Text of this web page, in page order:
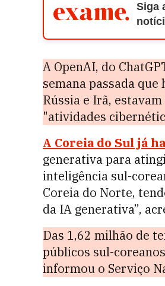
Siga
A OpenAI, do
semana passada
Rússia e Irã,
"atividades
A Coreia do Sul já
generativa para
inteligência sul-
Coreia do Norte,
da IA ​​generativa”,
Das 1,62 milhão de
públicos sul-
informou o Serviço